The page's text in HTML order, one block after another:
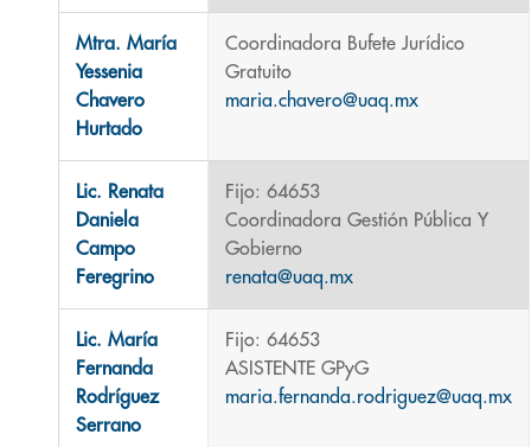
Mtra. María
Yessenia
Chavero
Hurtado
Coordinadora Bufete Jurídico
Gratuito
maria.chavero@uaq.mx
Lic. Renata
Daniela
Campo
Feregrino
Fijo: 64653
Coordinadora Gestión Pública Y
Gobierno
renata@uaq.mx
Lic. María
Fernanda
Rodríguez
Serrano
Fijo: 64653
ASISTENTE GPyG
maria.fernanda.rodriguez@uaq.mx